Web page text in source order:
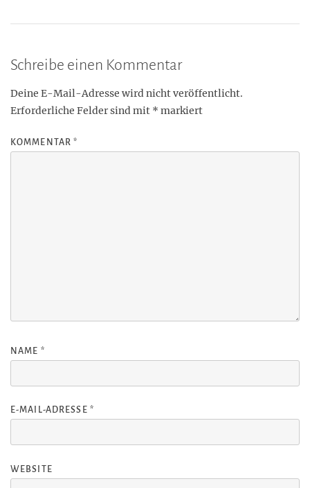
Schreibe einen Kommentar
Deine E-Mail-Adresse wird nicht veröffentlicht.
Erforderliche Felder sind mit * markiert
KOMMENTAR*
NAME *
E-MAIL-ADRESSE *
WEBSITE